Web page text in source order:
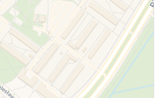
WYŚLIJ